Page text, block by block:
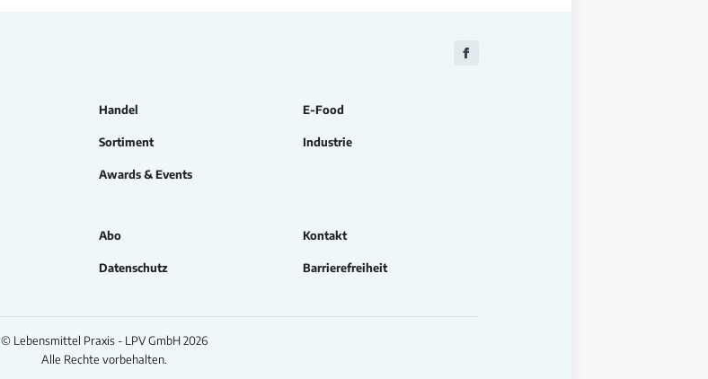
Zu
Handel E-Food
Sortiment Industrie
Awards & Events
Abo Kontakt
Datenschutz Barrierefreiheit
© Lebensmittel Praxis - LPV GmbH 2026
Alle Rechte vorbehalten.